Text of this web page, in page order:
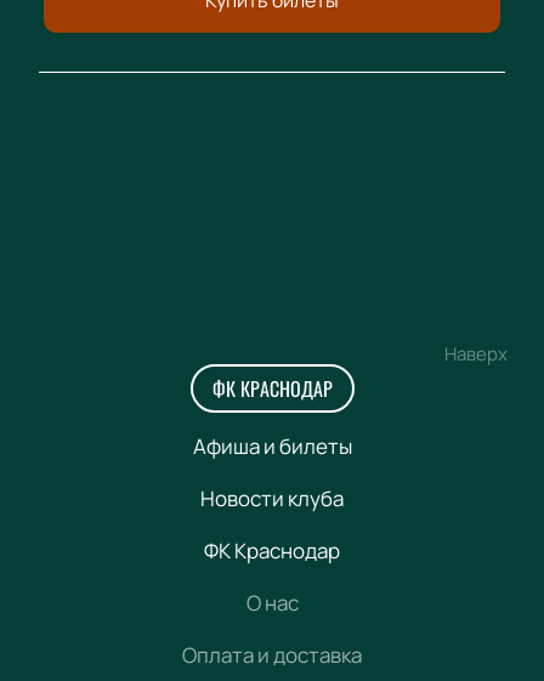
Наверх
ФК КРАСНОДАР
Афиша и билеты
Новости клуба
ФК Краснодар
О нас
Оплата и доставка